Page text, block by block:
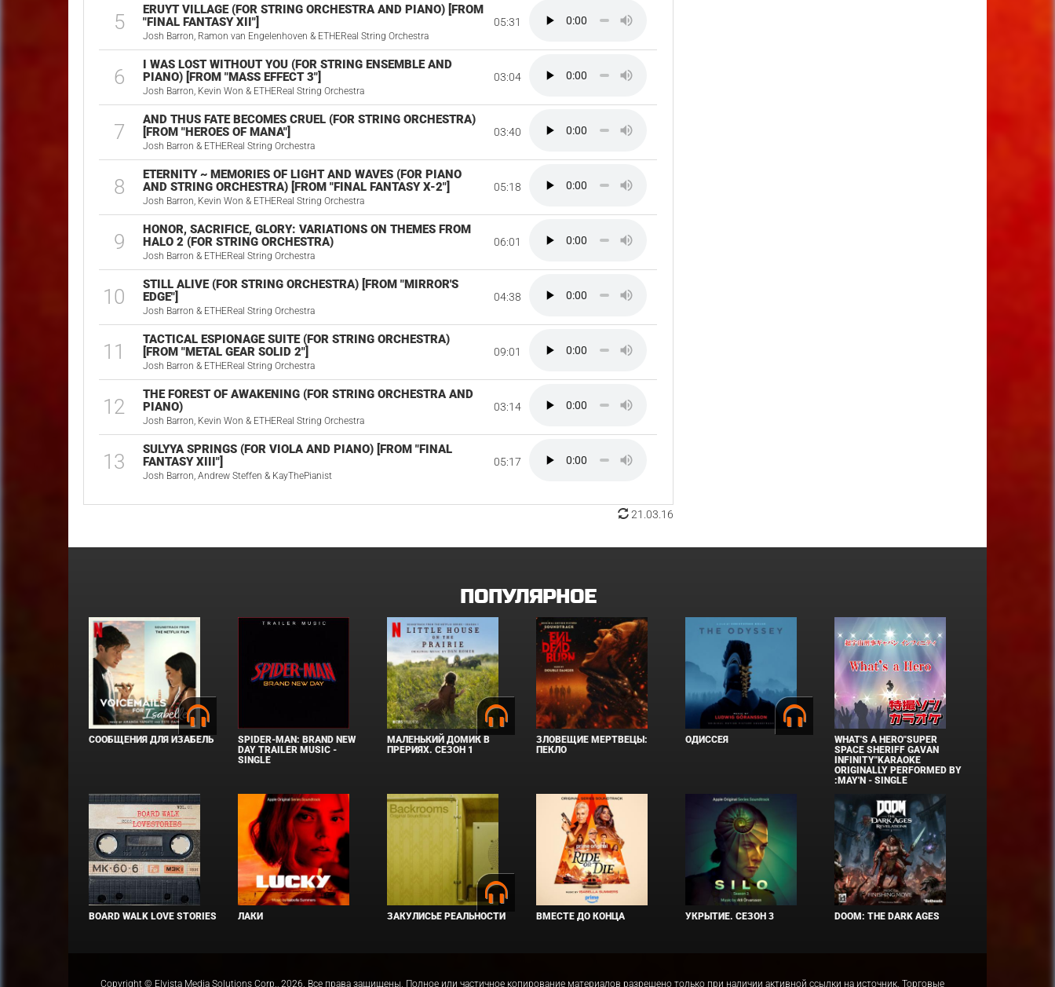
5
ERUYT VILLAGE (FOR STRING ORCHESTRA AND PIANO) [FROM
"FINAL FANTASY XII"]
Josh Barron, Ramon van Engelenhoven & ETHEReal String Orchestra
05:31
6
I WAS LOST WITHOUT YOU (FOR STRING ENSEMBLE AND
PIANO) [FROM "MASS EFFECT 3"]
Josh Barron, Kevin Won & ETHEReal String Orchestra
03:04
7
AND THUS FATE BECOMES CRUEL (FOR STRING ORCHESTRA)
[FROM "HEROES OF MANA"]
Josh Barron & ETHEReal String Orchestra
03:40
8
ETERNITY ~ MEMORIES OF LIGHT AND WAVES (FOR PIANO
AND STRING ORCHESTRA) [FROM "FINAL FANTASY X-2"]
Josh Barron, Kevin Won & ETHEReal String Orchestra
05:18
9
HONOR, SACRIFICE, GLORY: VARIATIONS ON THEMES FROM
HALO 2 (FOR STRING ORCHESTRA)
Josh Barron & ETHEReal String Orchestra
06:01
10
STILL ALIVE (FOR STRING ORCHESTRA) [FROM "MIRROR'S
EDGE"]
Josh Barron & ETHEReal String Orchestra
04:38
11
TACTICAL ESPIONAGE SUITE (FOR STRING ORCHESTRA)
[FROM "METAL GEAR SOLID 2"]
Josh Barron & ETHEReal String Orchestra
09:01
12
THE FOREST OF AWAKENING (FOR STRING ORCHESTRA AND
PIANO)
Josh Barron, Kevin Won & ETHEReal String Orchestra
03:14
13
SULYYA SPRINGS (FOR VIOLA AND PIANO) [FROM "FINAL
FANTASY XIII"]
Josh Barron, Andrew Steffen & KayThePianist
05:17
21.03.16
ПОПУЛЯРНОЕ
СООБЩЕНИЯ ДЛЯ ИЗАБЕЛЬ
SPIDER-MAN: BRAND NEW
DAY TRAILER MUSIC -
SINGLE
МАЛЕНЬКИЙ ДОМИК В
ПРЕРИЯХ. СЕЗОН 1
ЗЛОВЕЩИЕ МЕРТВЕЦЫ:
ПЕКЛО
ОДИССЕЯ
WHAT'S A HERO"SUPER
SPACE SHERIFF GAVAN
INFINITY"KARAOKE
ORIGINALLY PERFORMED BY
:MAY'N - SINGLE
BOARD WALK LOVE STORIES ЛАКИ ЗАКУЛИСЬЕ РЕАЛЬНОСТИ ВМЕСТЕ ДО КОНЦА УКРЫТИЕ. СЕЗОН 3 DOOM: THE DARK AGES
Copyright © Elvista Media Solutions Corp., 2026. Все права защищены. Полное или частичное копирование материалов разрешено только при наличии активной ссылки на источник. Торговые